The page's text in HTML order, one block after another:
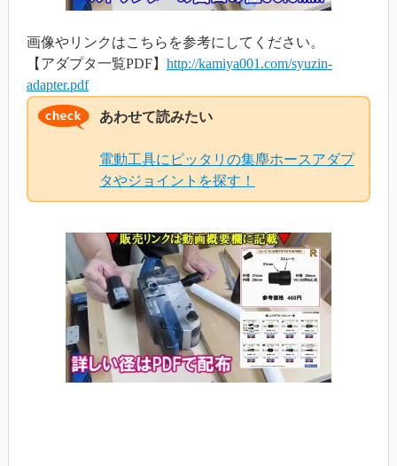
画像やリンクはこちらを参考にしてください。
【アダプタ一覧PDF】 http://kamiya001.com/syuzin-
adapter.pdf
あわせて読みたい
電動工具にピッタリの集塵ホースアダプ
タやジョイントを探す！